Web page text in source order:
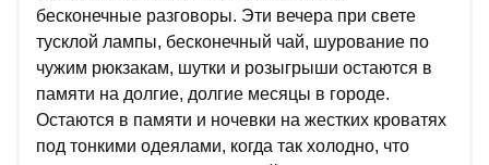
бесконечные разговоры. Эти вечера при свете
тусклой лампы, бесконечный чай, шурование по
чужим рюкзакам, шутки и розыгрыши остаются в
памяти на долгие, долгие месяцы в городе.
Остаются в памяти и ночевки на жестких кроватях
под тонкими одеялами, когда так холодно, что